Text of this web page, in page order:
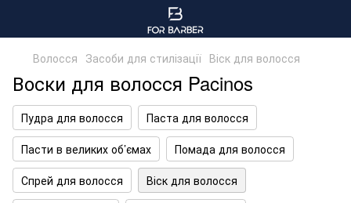
Волосся Засоби для стилізації Віск для волосся
Воски для волосся Pacinos
Пудра для волосся
Паста для волосся
Пасти в великих об’ємах
Помада для волосся
Спрей для волосся
Віск для волосся